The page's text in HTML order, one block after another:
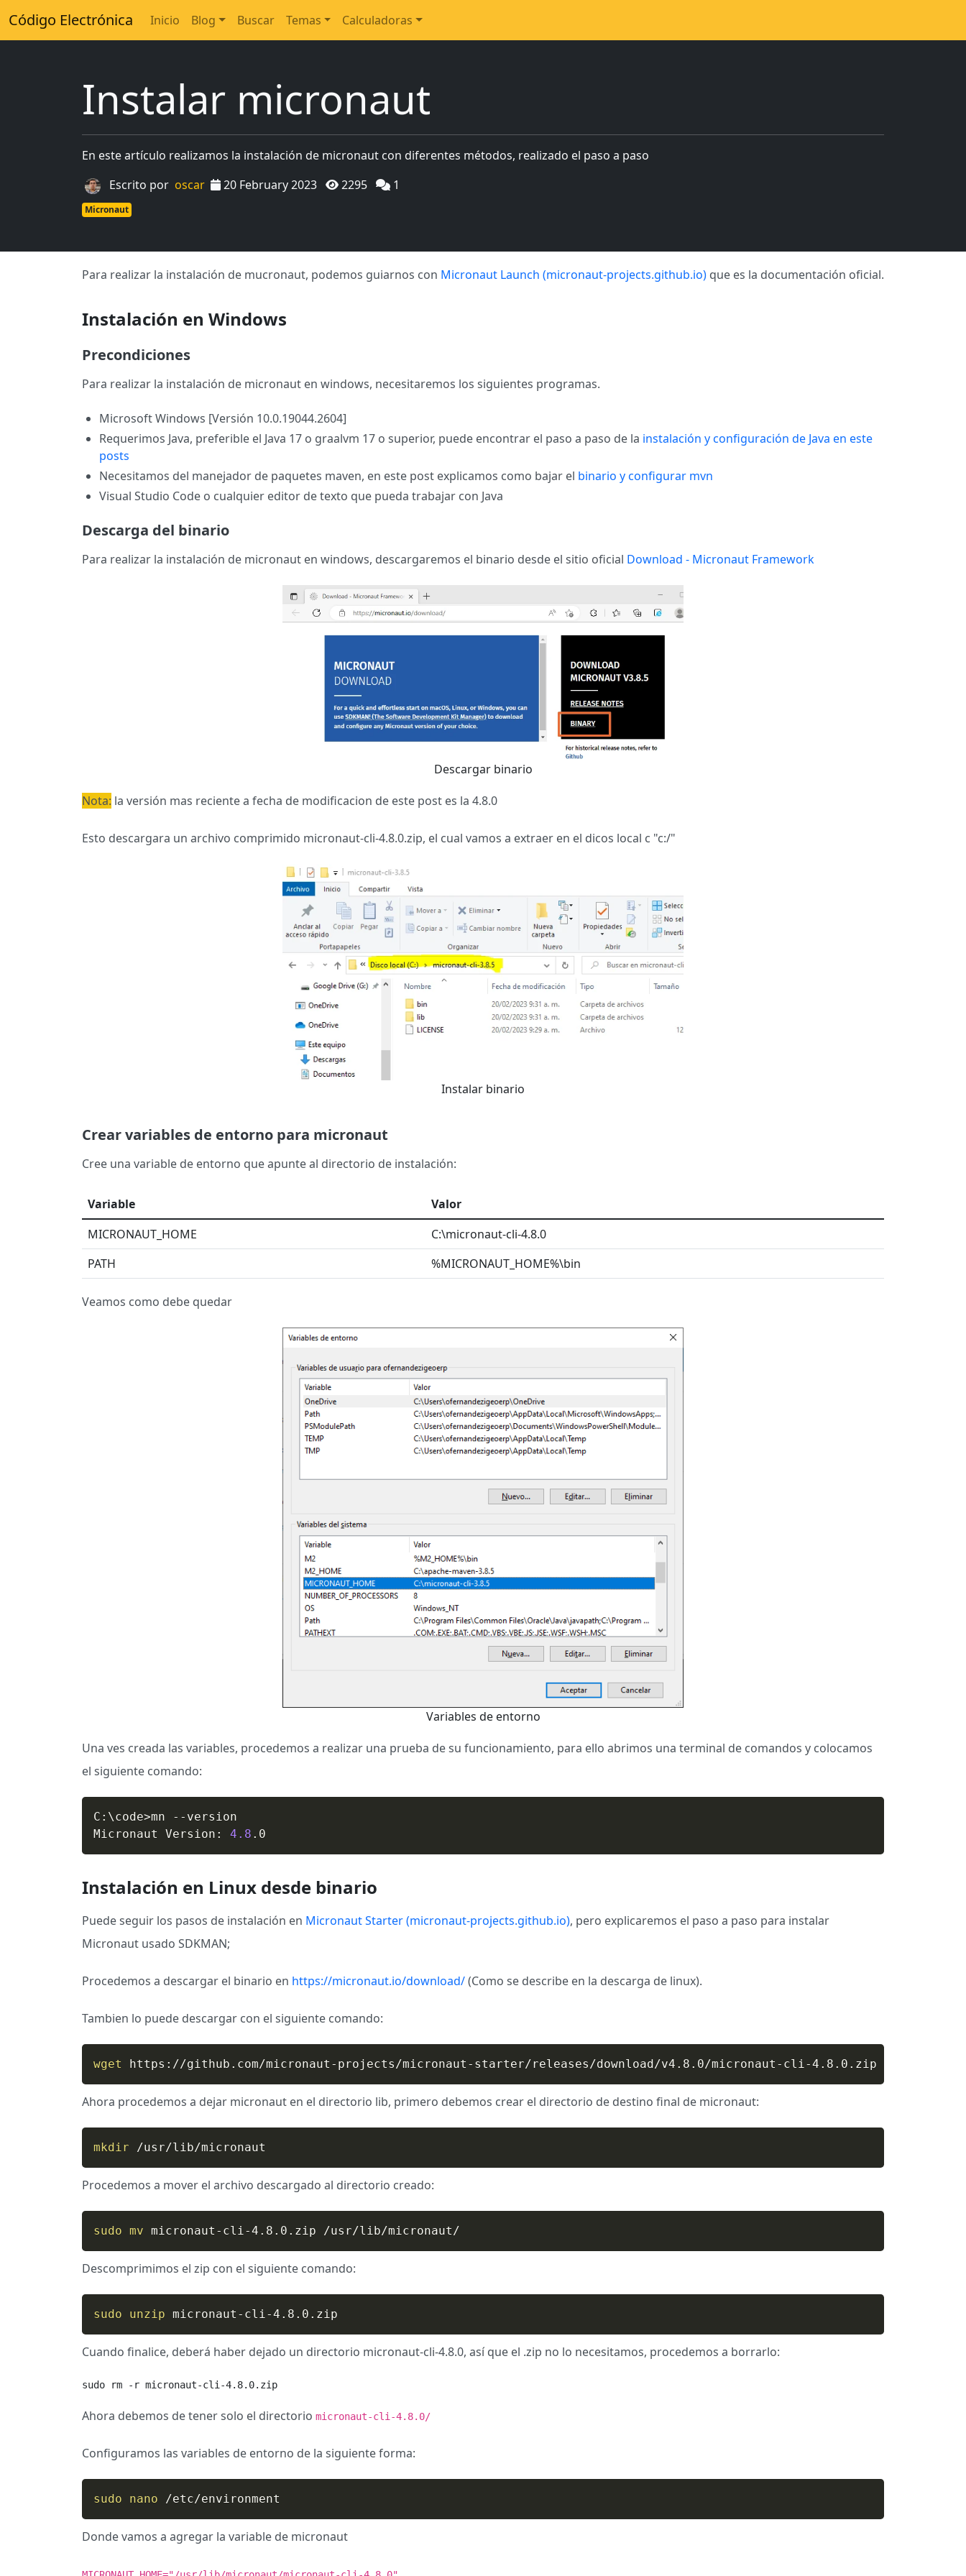
Código Electrónica Inicio Blog Buscar Temas Calculadoras
Instalar micronaut
En este artículo realizamos la instalación de micronaut con diferentes métodos, realizado el paso a paso
Escrito por oscar 20 February 2023 2295 1
Micronaut
Para realizar la instalación de mucronaut, podemos guiarnos con Micronaut Launch (micronaut-projects.github.io) que es la documentación oficial.
Instalación en Windows
Precondiciones
Para realizar la instalación de micronaut en windows, necesitaremos los siguientes programas.
Microsoft Windows [Versión 10.0.19044.2604]
Requerimos Java, preferible el Java 17 o graalvm 17 o superior, puede encontrar el paso a paso de la instalación y configuración de Java en este
posts
Necesitamos del manejador de paquetes maven, en este post explicamos como bajar el binario y configurar mvn
Visual Studio Code o cualquier editor de texto que pueda trabajar con Java
Descarga del binario
Para realizar la instalación de micronaut en windows, descargaremos el binario desde el sitio oficial Download - Micronaut Framework
Descargar binario
Nota: la versión mas reciente a fecha de modificacion de este post es la 4.8.0
Esto descargara un archivo comprimido micronaut-cli-4.8.0.zip, el cual vamos a extraer en el dicos local c "c:/"
Instalar binario
Crear variables de entorno para micronaut
Cree una variable de entorno que apunte al directorio de instalación:
Variable
Valor
MICRONAUT_HOME
C:\micronaut-cli-4.8.0
PATH
%MICRONAUT_HOME%\bin
Veamos como debe quedar
Variables de entorno
Una ves creada las variables, procedemos a realizar una prueba de su funcionamiento, para ello abrimos una terminal de comandos y colocamos
el siguiente comando:
C: \code>mn --version
Micronaut Version: 4.8 .0
Instalación en Linux desde binario
Puede seguir los pasos de instalación en Micronaut Starter (micronaut-projects.github.io), pero explicaremos el paso a paso para instalar
Micronaut usado SDKMAN;
Procedemos a descargar el binario en https://micronaut.io/download/(Como se describe en la descarga de linux).
Tambien lo puede descargar con el siguiente comando:
wget https://github.com/micronaut-projects/micronaut-starter/releases/download/v4.8.0/micronaut-cli-4.8.0.zip
Ahora procedemos a dejar micronaut en el directorio lib, primero debemos crear el directorio de destino final de micronaut:
mkdir /usr/lib/micronaut
Procedemos a mover el archivo descargado al directorio creado:
sudo mv micronaut-cli-4.8.0.zip /usr/lib/micronaut/
Descomprimimos el zip con el siguiente comando:
sudo unzip micronaut-cli-4.8.0.zip
Cuando finalice, deberá haber dejado un directorio micronaut-cli-4.8.0, así que el .zip no lo necesitamos, procedemos a borrarlo:
sudo rm -r micronaut-cli-4.8.0.zip
Ahora debemos de tener solo el directorio micronaut-cli-4.8.0/
Configuramos las variables de entorno de la siguiente forma:
sudo nano /etc/environment
Donde vamos a agregar la variable de micronaut